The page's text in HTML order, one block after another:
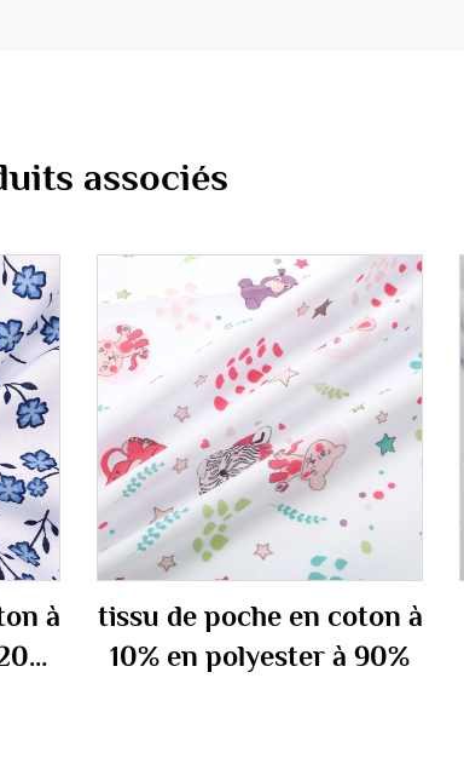
associés
à
tissu de poche en coton à
10% en polyester à 90%